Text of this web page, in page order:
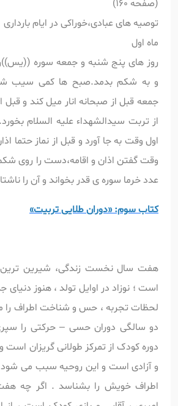
(صفحه 160)
توصیه های عبادی،خوراکی در ایام بارداری
ماه اول
روز های پنج شنبه و جمعه سوره
و به شکم بدمد.صبح ها کمی سیب
جمعه قبل از صبحانه انار میل کند و قبل
از تربت سیدالشهداء علیه السلام
اول وقت به جا آورد و قبل از نماز حتما
عدد خرما سوره ی قدر بخواند و آن را ناشتا
کتاب سوم: «دوران طلایی تربیت»
هفت سال نخست زندگی، شیرین ترین
است ؛ نوزاد در اوایل تولد ، هنوز
لحظات تجربه ، حس و شناخت اطراف را
دو سالگی دوران حسی – حرکتی را
دوره کودک از تمرکز طولانی گریزان است
و آزادی است و این روحیه سبب می شود
اطراف خویش را بشناسد . اگر چه